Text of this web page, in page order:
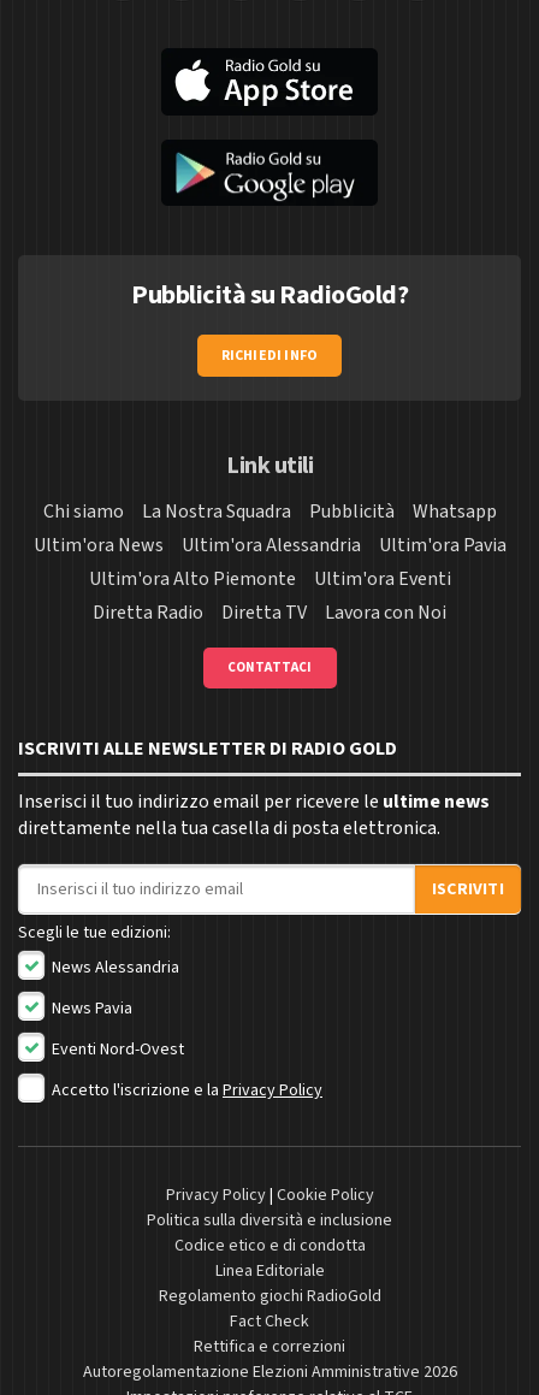
Pubblicità su RadioGold?
RICHIEDI INFO
Link utili
Chi siamo La Nostra Squadra Pubblicità
Whatsapp
Ultim'ora News
Ultim'ora Alessandria
Ultim'ora Pavia
Ultim'ora Alto Piemonte
Ultim'ora Eventi
Diretta Radio
Diretta TV Lavora con Noi
CONTATTACI
ISCRIVITI ALLE NEWSLETTER DI RADIO GOLD
Inserisci il tuo indirizzo email per ricevere le ultime news
direttamente nella tua casella di posta elettronica.
Indirizzo email
ISCRIVITI
Scegli le tue edizioni:
News Alessandria
News Pavia
Eventi Nord-Ovest
Accetto l'iscrizione e la Privacy Policy
Privacy Policy| Cookie Policy
Politica sulla diversità e inclusione
Codice etico e di condotta
Linea Editoriale
Regolamento giochi RadioGold
Fact Check
Rettifica e correzioni
Autoregolamentazione Elezioni Amministrative 2026